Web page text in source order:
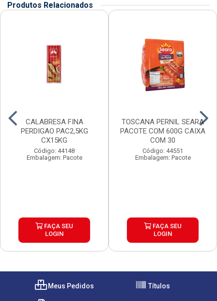
Produtos Relacionados
CALABRESA FINA
PERDIGAO PAC2,5KG
CX15KG
Código: 44148
Embalagem: Pacote
FAÇA SEU
LOGIN
TOSCANA PERNIL SEARA
PACOTE COM 600G CAIXA
COM 30
Código: 44551
Embalagem: Pacote
FAÇA SEU
LOGIN
Meus Pedidos Títulos